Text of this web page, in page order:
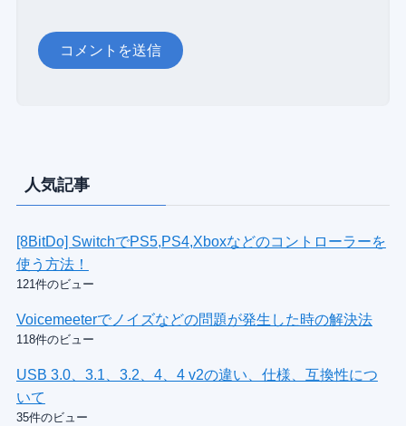
人気記事
[8BitDo] SwitchでPS5,PS4,Xboxなどのコントローラーを
使う方法！
121件のビュー
Voicemeeterでノイズなどの問題が発生した時の解決法
118件のビュー
USB 3.0、3.1、3.2、4、4 v2の違い、仕様、互換性につ
いて
35件のビュー